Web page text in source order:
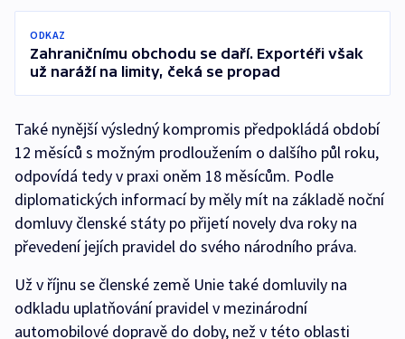
ODKAZ
Zahraničnímu obchodu se daří. Exportéři však
už naráží na limity, čeká se propad
Také nynější výsledný kompromis předpokládá období
12 měsíců s možným prodloužením o dalšího půl roku,
odpovídá tedy v praxi oněm 18 měsícům. Podle
diplomatických informací by měly mít na základě noční
domluvy členské státy po přijetí novely dva roky na
převedení jejích pravidel do svého národního práva.
Už v říjnu se členské země Unie také domluvily na
odkladu uplatňování pravidel v mezinárodní
automobilové dopravě do doby, než v této oblasti